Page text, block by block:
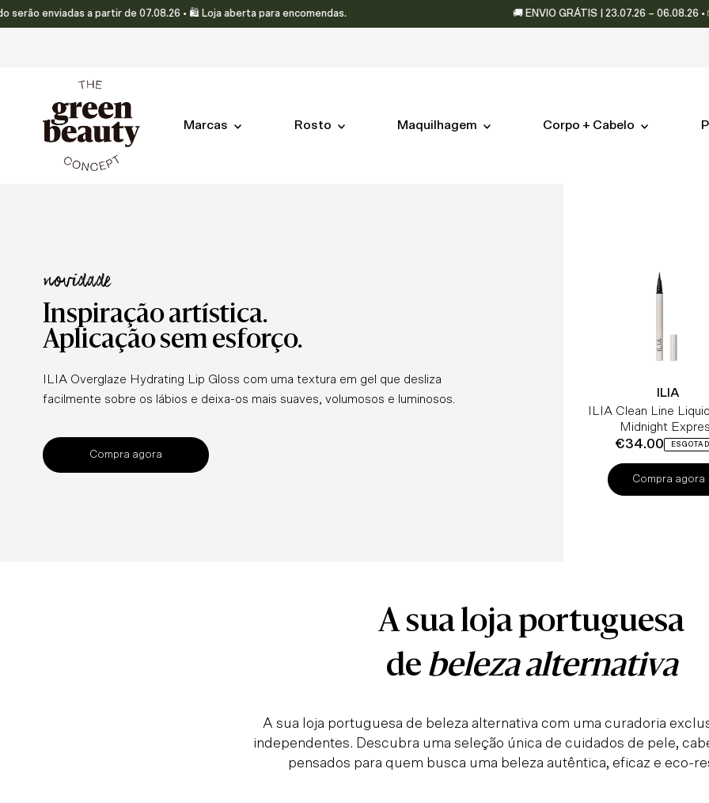
Translation missing: pt-PT.accessibility.skip_to_text
a partir de 07.08.26 • 🛍️ Loja aberta para encomendas. 🚚 ENVIO GRÁTIS | 23.07.26 – 06.08.26 • 📦
Marcas Rosto Maquilhagem Corpo + Cabelo
novidade
Inspiração artística.
Aplicação sem esforço.
ILIA Overglaze Hydrating Lip Gloss com uma textura em gel que desliza
facilmente sobre os lábios e deixa-os mais suaves, volumosos e luminosos.
Compra agora
ILIA
ILIA Eyeliner em Gel
Preço
€31.00
Compra agora
ILIA
ILIA Clean Line
Midnight
Preço
Normal
€34.00
Compra agora
Preço
€34.00
Preço
€34.00
Preço
€31.00
A sua loja portuguesa
de beleza alternativa
A sua loja portuguesa de beleza alternativa com uma curadoria
independentes. Descubra uma seleção única de cuidados de pele,
pensados para quem busca uma beleza autêntica, eficaz e eco-